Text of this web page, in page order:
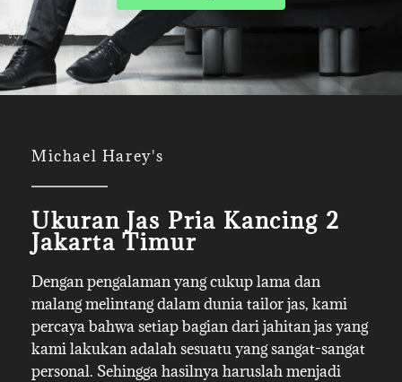
Michael Harey's
Ukuran Jas Pria Kancing 2
Jakarta Timur
Dengan pengalaman yang cukup lama dan
malang melintang dalam dunia tailor jas, kami
percaya bahwa setiap bagian dari jahitan jas yang
kami lakukan adalah sesuatu yang sangat-sangat
personal. Sehingga hasilnya haruslah menjadi